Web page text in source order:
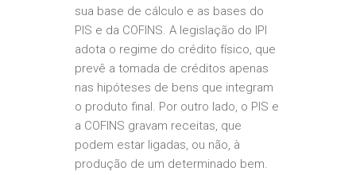
sua base de cálculo e as bases do
PIS e da COFINS. A legislação do IPI
adota o regime do crédito físico, que
prevê a tomada de créditos apenas
nas hipóteses de bens que integram
o produto final. Por outro lado, o PIS e
a COFINS gravam receitas, que
podem estar ligadas, ou não, à
produção de um determinado bem.